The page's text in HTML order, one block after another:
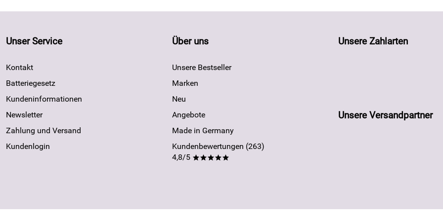
Unser Service
Kontakt
Batteriegesetz
Kundeninformationen
Newsletter
Zahlung und Versand
Kundenlogin
Über uns
Unsere Bestseller
Marken
Neu
Angebote
Made in Germany
Kundenbewertungen (263)
4,8/5 *****
Unsere Zahlarten
Unsere Versandpartner